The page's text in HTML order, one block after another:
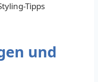
Tipps
und